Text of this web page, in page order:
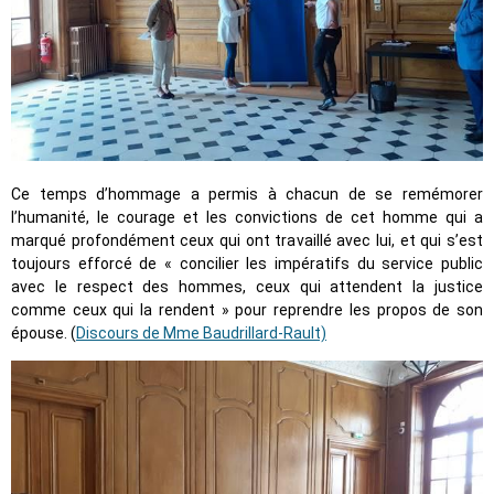
Ce temps d’hommage a permis à chacun de se remémorer
l’humanité, le courage et les convictions de cet homme qui a
marqué profondément ceux qui ont travaillé avec lui, et qui s’est
toujours efforcé de « concilier les impératifs du service public
avec le respect des hommes, ceux qui attendent la justice
comme ceux qui la rendent » pour reprendre les propos de son
épouse. (Discours de Mme Baudrillard-Rault)